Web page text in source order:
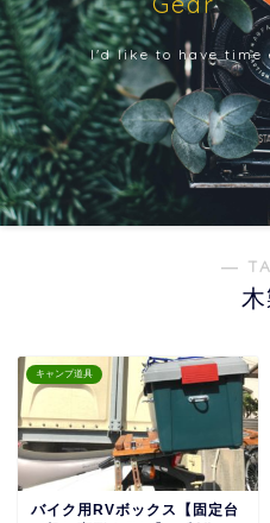
I'd like to have time
―
キャンプ道具
バイク用RVボックス【固定台